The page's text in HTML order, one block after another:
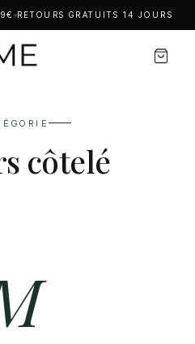
RETOURS GRATUITS 14 JOURS
côtelé